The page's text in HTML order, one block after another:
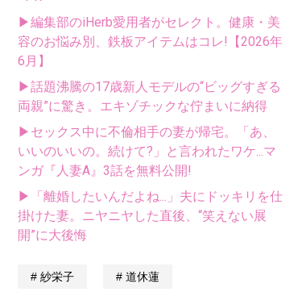
▶編集部のiHerb愛用者がセレクト。健康・美
容のお悩み別、鉄板アイテムはコレ!【2026年
6月】
▶話題沸騰の17歳新人モデルの“ビッグすぎる
両親”に驚き。エキゾチックな佇まいに納得
▶セックス中に不倫相手の妻が帰宅。「あ、
いいのいいの。続けて?」と言われたワケ...マ
ンガ『人妻A』3話を無料公開!
▶「離婚したいんだよね...」夫にドッキリを仕
掛けた妻。ニヤニヤした直後、“笑えない展
開”に大後悔
紗栄子 道休蓮